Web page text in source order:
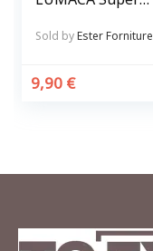
antirughe
Sold byEster Forniture
9,90 €